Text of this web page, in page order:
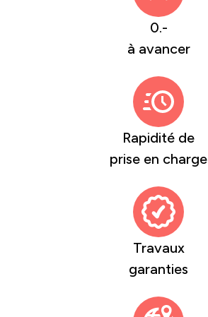
0.-
à avancer
Rapidité de
prise en charge
Travaux
garanties